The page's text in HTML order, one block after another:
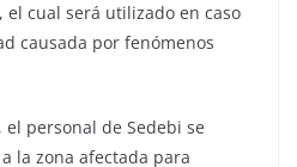
el cual será utilizado en caso
causada por fenómenos
personal de Sedebi se
la zona afectada para